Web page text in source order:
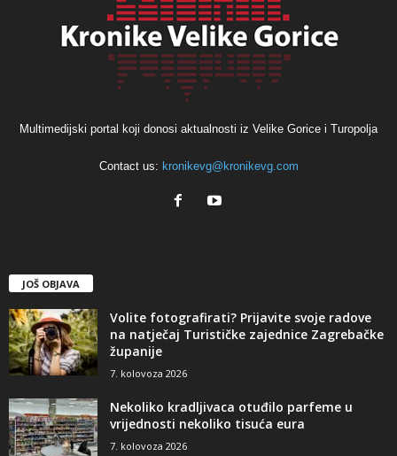
Multimedijski portal koji donosi aktualnosti iz Velike Gorice i Turopolja
Contact us: kronikevg@kronikevg.com
JOŠ OBJAVA
Volite fotografirati? Prijavite svoje radove
na natječaj Turističke zajednice Zagrebačke
županije
7. kolovoza 2026
Nekoliko kradljivaca otuđilo parfeme u
vrijednosti nekoliko tisuća eura
7. kolovoza 2026